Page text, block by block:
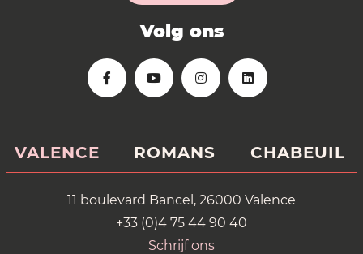
Volg ons
VALENCE ROMANS CHABEUIL
11 boulevard Bancel, 26000 Valence
+33 (0)4 75 44 90 40
Schrijf ons